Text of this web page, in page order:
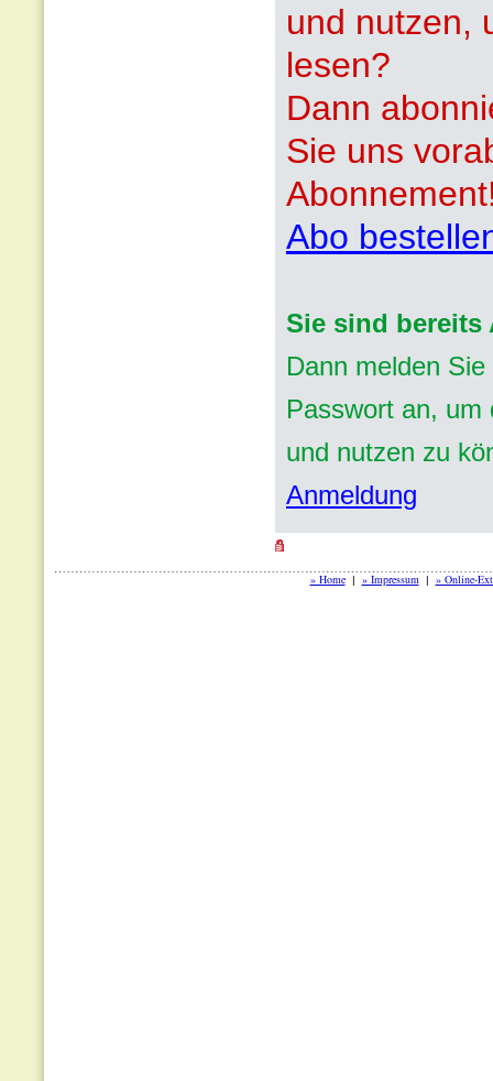
und nutzen,
lesen?
Dann
Sie uns
Abo
Sie sind bereits
Dann melden
Passwort an, um
und nutzen zu
Anmeldung
» Home | » Impressum | » Online-